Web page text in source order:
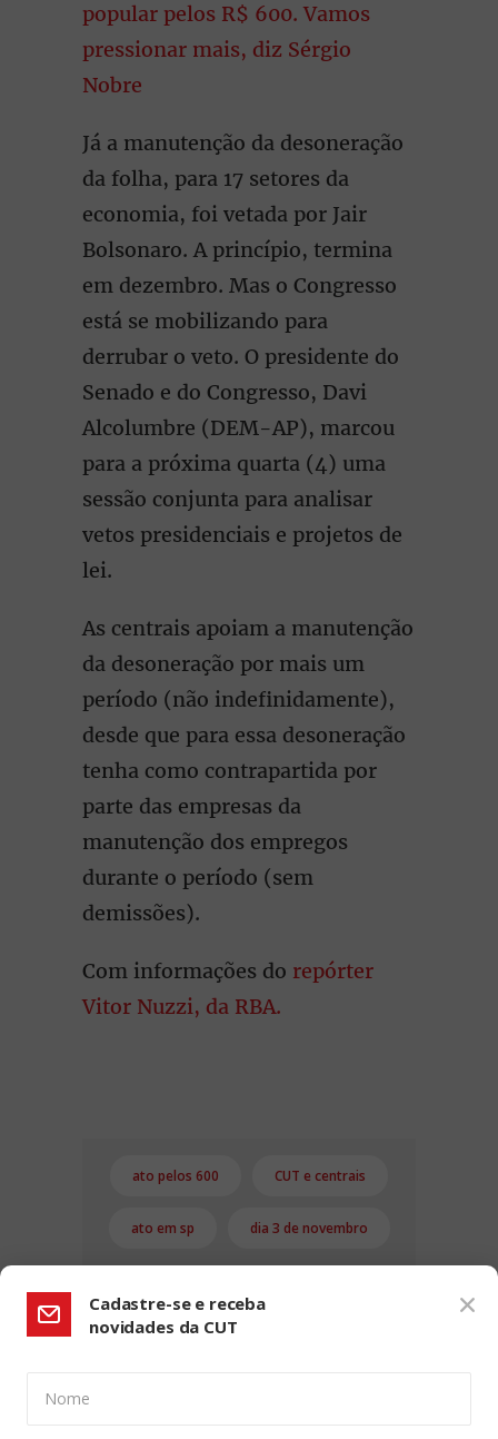
popular pelos R$ 600. Vamos
pressionar mais, diz Sérgio
Nobre
Já a manutenção da desoneração
da folha, para 17 setores da
economia, foi vetada por Jair
Bolsonaro. A princípio, termina
em dezembro. Mas o Congresso
está se mobilizando para
derrubar o veto. O presidente do
Senado e do Congresso, Davi
Alcolumbre (DEM-AP), marcou
para a próxima quarta (4) uma
sessão conjunta para analisar
vetos presidenciais e projetos de
lei.
As centrais apoiam a manutenção
da desoneração por mais um
período (não indefinidamente),
desde que para essa desoneração
tenha como contrapartida por
parte das empresas da
manutenção dos empregos
durante o período (sem
demissões).
Com informações do repórter
Vitor Nuzzi, da RBA.
ato pelos 600 CUT e centrais
ato em sp dia 3 de novembro
Cadastre-se e receba
novidades da CUT
Nome